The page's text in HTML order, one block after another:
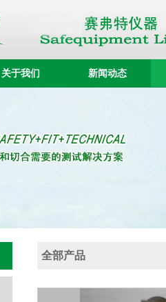
关于我们 新闻动态
全部产品